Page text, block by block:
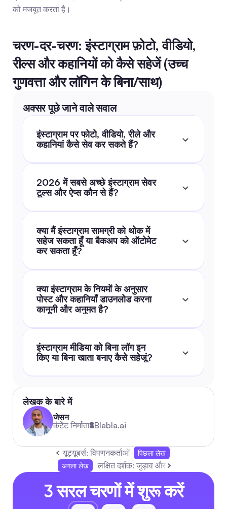
को मजबूत करता है।
चरण-दर-चरण: इंस्टाग्राम फ़ोटो, वीडियो,
रील्स और कहानियों को कैसे सहेजें (उच्च
गुणवत्ता और लॉगिन के बिना/साथ)
अक्सर पूछे जाने वाले सवाल
इंस्टाग्राम पर फोटो, वीडियो, रीले और
कहानियां कैसे सेव कर सकते हैं?
2026 में सबसे अच्छे इंस्टाग्राम सेवर
टूल्स और ऐप्स कौन से हैं?
क्या मैं इंस्टाग्राम सामग्री को थोक में
सहेज सकता हूँ या बैकअप को ऑटोमेट
कर सकता हूँ?
क्या इंस्टाग्राम के नियमों के अनुसार
पोस्ट और कहानियाँ डाउनलोड करना
कानूनी और अनुमत है?
इंस्टाग्राम मीडिया को बिना लॉग इन
किए या बिना खाता बनाए कैसे सहेजूं?
लेखक के बारे में
जेसन
कंटेंट निर्माता Blabla.ai
यूट्यूबर्स: विपणनकर्ताओं के लिए 2026 की संपूर्ण गाइड
पिछला लेख
अगला लेख
लक्षित दर्शक: जुड़ाव और लीड बढ़ाने के लिए
3 सरल चरणों में शुरू करें